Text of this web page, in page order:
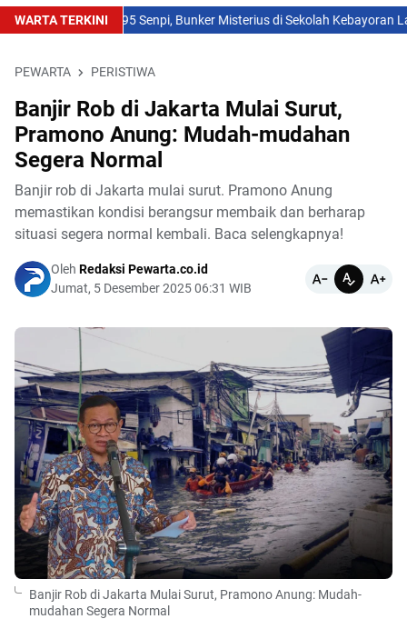
WARTA TERKINI
Usai Temuan 995 Senpi, Bunker Misterius di Sekolah Kebayoran Lama
PEWARTA PERISTIWA
Banjir Rob di Jakarta Mulai Surut,
Pramono Anung: Mudah-mudahan
Segera Normal
Banjir rob di Jakarta mulai surut. Pramono Anung
memastikan kondisi berangsur membaik dan berharap
situasi segera normal kembali. Baca selengkapnya!
Oleh Redaksi Pewarta.co.id
Jumat, 5 Desember 2025 06:31 WIB
Banjir Rob di Jakarta Mulai Surut, Pramono Anung: Mudah-
mudahan Segera Normal